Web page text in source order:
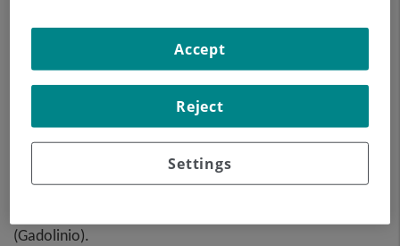
todo el cuerpo mediante el
de radio (con un emisor y un
receptor). No utiliza
radiación ionizante. Es una prueba muy importante en la
búsqueda de metástasis en pacientes con neoplasia
conocida. No requiere preparación previa. No es
(Gadolinio).
Settings
Reject
Accept